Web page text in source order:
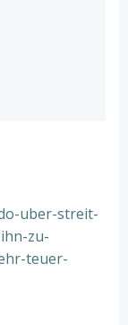
uber-streit-
zu-
teuer-